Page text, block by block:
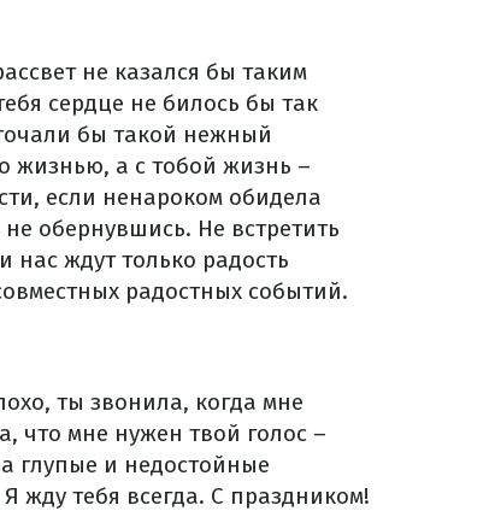
не казался бы таким
сердце не билось бы так
бы такой нежный
жизнью, а с тобой жизнь –
если ненароком обидела
обернувшись. Не встретить
ждут только радость
радостных событий.
ты звонила, когда мне
что мне нужен твой голос –
глупые и недостойные
жду тебя всегда. С праздником!